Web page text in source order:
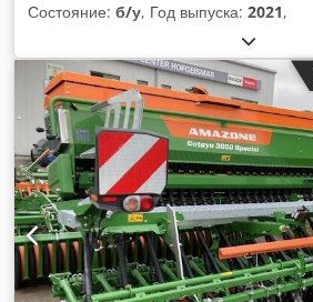
Состояние: б/у, Год выпуска: 2021,